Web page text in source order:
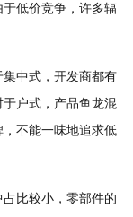
低价竞争，许多辐
中式，开发商都有
户式，产品鱼龙混
不能一味地追求低
比较小，零部件的